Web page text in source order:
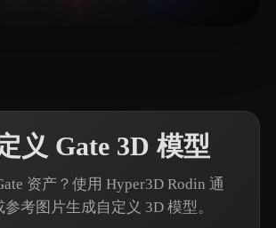
义 Gate 3D 模型
资产？使用 Hyper3D Rodin 通
考图片生成自定义 3D 模型。